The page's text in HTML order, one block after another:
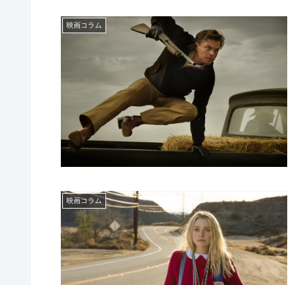
映画コラム
映画コラム